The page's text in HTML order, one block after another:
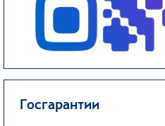
Госгарантии